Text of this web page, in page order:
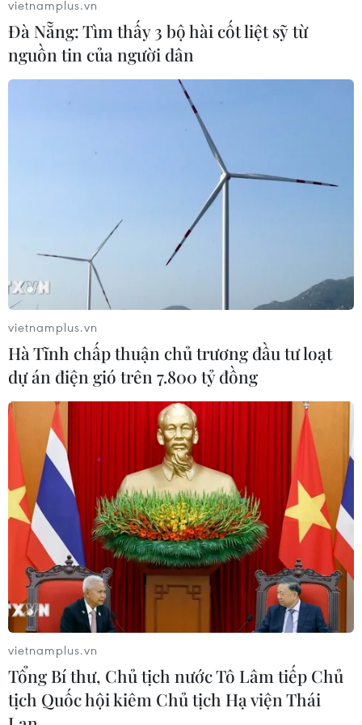
#Việt Nam-Lào
Ngày Thương binh Liệt sỹ
Chiến dịch 500 ngày đêm: Để những người lính
ra đi được trở về trọn vẹn
Chiến dịch 500 ngày đêm: Để không một sự hy
sinh nào bị lãng quên
Gia Lai: Nỗ lực tìm đồng đội sau hơn nửa thế kỷ
tham gia trận đánh Đồi Tranh
Tác phẩm điện ảnh “Mưa đỏ” và hành trình gắn
kết chiến lược Việt-Lào
Cà Mau: Bàn giao 535 mẫu hài cốt liệt sỹ tại xã
Phước Long để giám định ADN
TIN LIÊN QUAN
vietnamplus.vn
Đà Nẵng: Tìm thấy 3 bộ hài cốt liệt sỹ từ
nguồn tin của người dân
vietnamplus.vn
Hà Tĩnh chấp thuận chủ trương đầu tư loạt
dự án điện gió trên 7.800 tỷ đồng
vietnamplus.vn
Tổng Bí thư, Chủ tịch nước Tô Lâm tiếp Chủ
tịch Quốc hội kiêm Chủ tịch Hạ viện Thái